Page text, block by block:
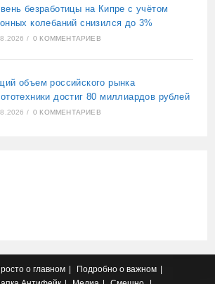
безработицы на Кипре с учётом
колебаний снизился до 3%
/ 0 КОММЕНТАРИЕВ
объем российского рынка
достиг 80 миллиардов рублей
/ 0 КОММЕНТАРИЕВ
о главном
Подробно о важном